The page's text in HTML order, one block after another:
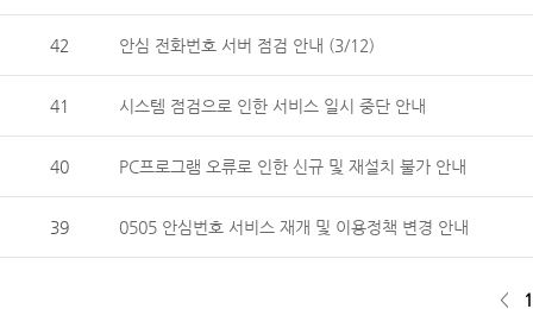
42 안심 전화번호 서버 점검 안내 (3/12)
41 시스템 점검으로 인한 서비스 일시 중단 안내
40 PC프로그램 오류로 인한 신규 및 재설치 불가 안내
39 0505 안심번호 서비스 재개 및 이용정책 변경 안내
< 1